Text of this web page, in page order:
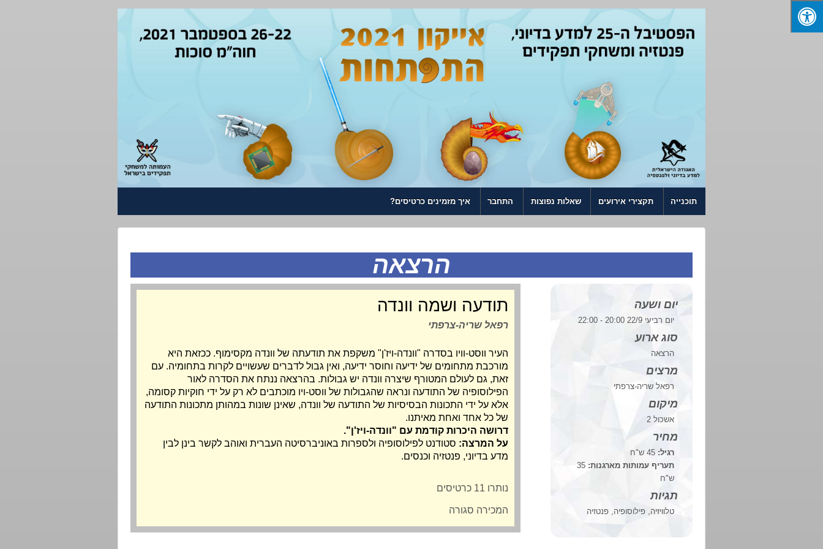
תוכנייה תקצירי אירועים שאלות נפוצות התחבר איך מזמינים כרטיסים?
הרצאה
יום ושעה
יום רביעי 22/9 20:00 - 22:00
סוג ארוע
הרצאה
מרצים
רפאל שריה-צרפתי
מיקום
אשכול 2
מחיר
רגיל:
תעריף עמותות מארגנות: 35
ש"ח
תגיות
טלוויזיה, פילוסופיה, פנטזיה
תודעה ושמה וונדה
רפאל שריה-צרפתי
העיר ווסט-וויו בסדרה "וונדה-ויז'ן" משקפת את תודעתה של וונדה מקסימוף. ככזאת היא
מורכבת מתחומים של ידיעה וחוסר ידיעה, ואין גבול לדברים שעשויים לקרות בתחומיה. עם
זאת, גם לעולם המטורף שיצרה וונדה יש גבולות. בהרצאה ננתח את הסדרה לאור
הפילוסופיה של התודעה ונראה שהגבולות של ווסט-ויו מוכתבים לא רק על ידי חוקיות קסומה,
אלא על ידי התכונות הבסיסיות של התודעה של וונדה, שאינן שונות במהותן מתכונות התודעה
של כל אחד ואחת מאיתנו.
דרושה היכרות קודמת עם "וונדה-ויז'ן".
על המרצה: סטודנט לפילוסופיה ולספרות באוניברסיטה העברית ואוהב לקשר בינן לבין
מדע בדיוני, פנטזיה וכנסים.
נותרו 11 כרטיסים
המכירה סגורה